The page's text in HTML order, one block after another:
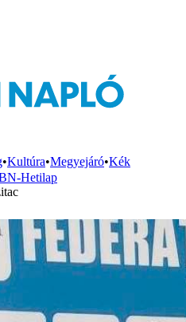
•Kultúra•Megyejáró•Kék
Hetilap